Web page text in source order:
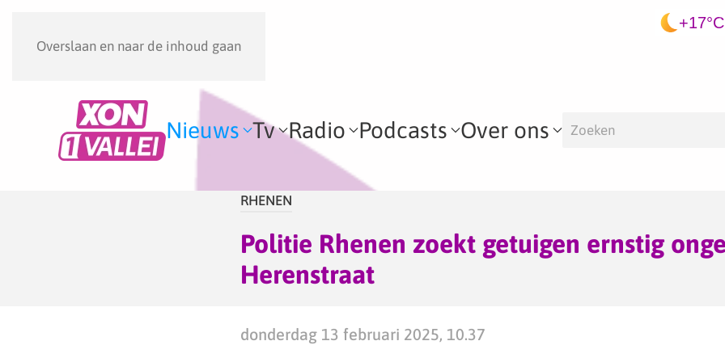
Overslaan en naar de inhoud gaan
+17°C
Nieuws Tv Radio Podcasts Over ons
RHENEN
Politie Rhenen zoekt getuigen ernstig
Herenstraat
donderdag 13 februari 2025, 10.37